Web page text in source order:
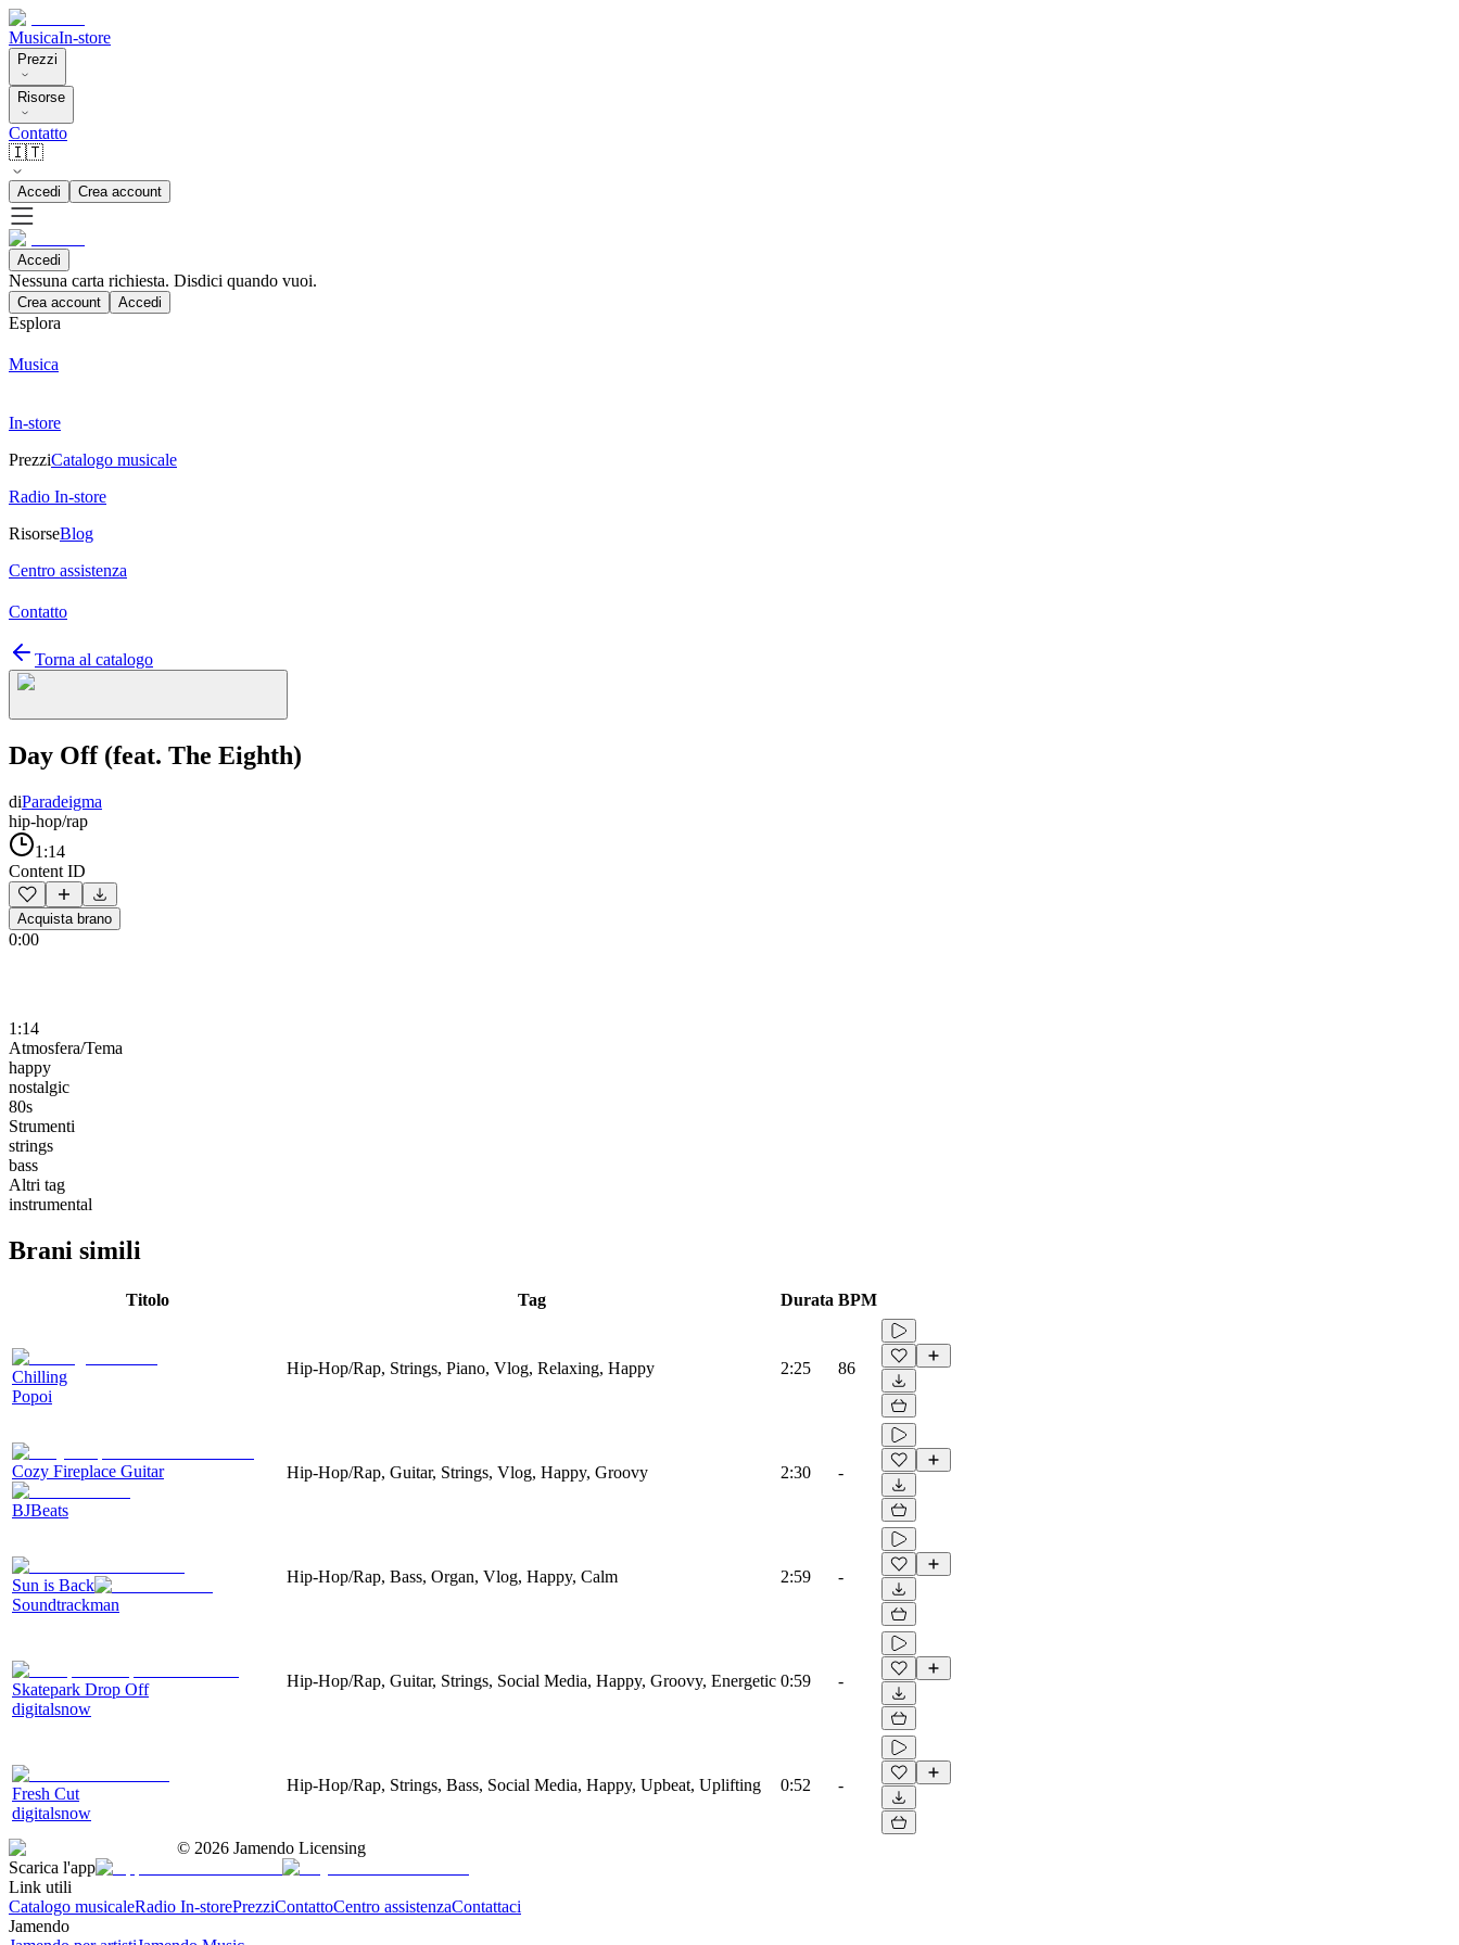
MusicaIn-store
Prezzi
Risorse
Contatto
🇮🇹
Accedi Crea account
Accedi
Nessuna carta richiesta. Disdici quando vuoi.
Crea account Accedi
Esplora
Musica
In-store
PrezziCatalogo musicale
Radio In-store
RisorseBlog
Centro assistenza
Contatto
Torna al catalogo
Day Off (feat. The Eighth)
diParadeigma
hip-hop/rap
1:14
Content ID
Acquista brano
0:00
1:14
Atmosfera/Tema
happy
nostalgic
80s
Strumenti
strings
bass
Altri tag
instrumental
Brani simili
Titolo Tag Durata BPM
Chilling
Popoi
Hip-Hop/Rap, Strings, Piano, Vlog, Relaxing, Happy 2:25 86
Cozy Fireplace Guitar
BJBeats
Hip-Hop/Rap, Guitar, Strings, Vlog, Happy, Groovy 2:30 -
Sun is Back
Soundtrackman
Hip-Hop/Rap, Bass, Organ, Vlog, Happy, Calm 2:59 -
Skatepark Drop Off
digitalsnow
Hip-Hop/Rap, Guitar, Strings, Social Media, Happy, Groovy, Energetic 0:59 -
Fresh Cut
digitalsnow
Hip-Hop/Rap, Strings, Bass, Social Media, Happy, Upbeat, Uplifting 0:52 -
© 2026 Jamendo Licensing
Scarica l'app
Link utili
Catalogo musicaleRadio In-storePrezziContattoCentro assistenzaContattaci
Jamendo